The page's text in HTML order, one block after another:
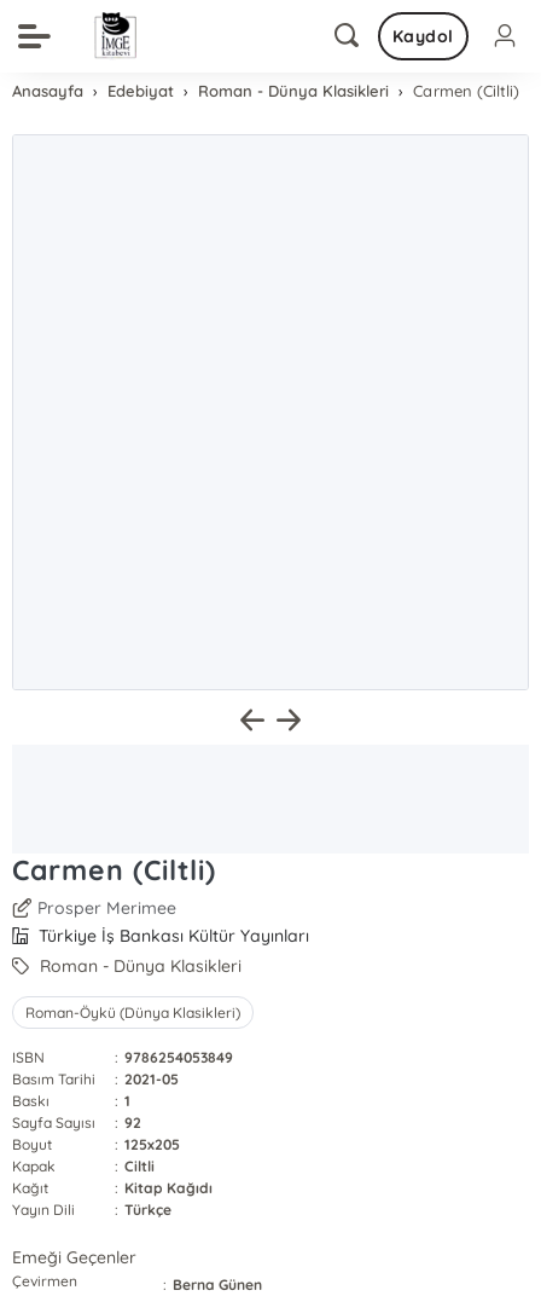
Kaydol
Anasayfa Edebiyat Roman - Dünya Klasikleri Carmen (Ciltli)
Carmen (Ciltli)
Prosper Merimee
Türkiye İş Bankası Kültür Yayınları
Roman - Dünya Klasikleri
Roman-Öykü (Dünya Klasikleri)
ISBN : 9786254053849
Basım Tarihi
: 2021-05
Baskı
: 1
Sayfa Sayısı
: 92
Boyut
: 125x205
Kapak
: Ciltli
Kağıt
: Kitap Kağıdı
Yayın Dili
: Türkçe
Emeği Geçenler
Çevirmen : Berna Günen